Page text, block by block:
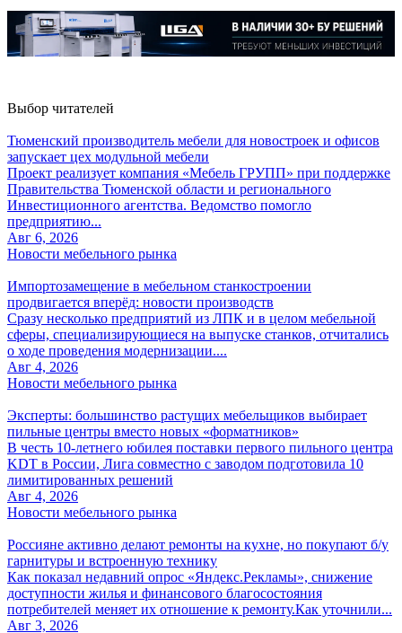
Выбор читателей
Тюменский производитель мебели для новостроек и офисов
запускает цех модульной мебели
Проект реализует компания «Мебель ГРУПП» при поддержке
Правительства Тюменской области и регионального
Инвестиционного агентства. Ведомство помогло
предприятию...
Авг 6, 2026
Новости мебельного рынка
Импортозамещение в мебельном станкостроении
продвигается вперёд: новости производств
Сразу несколько предприятий из ЛПК и в целом мебельной
сферы, специализирующиеся на выпуске станков, отчитались
о ходе проведения модернизации....
Авг 4, 2026
Новости мебельного рынка
Эксперты: большинство растущих мебельщиков выбирает
пильные центры вместо новых «форматников»
В честь 10-летнего юбилея поставки первого пильного центра
KDT в России, Лига совместно с заводом подготовила 10
лимитированных решений
Авг 4, 2026
Новости мебельного рынка
Россияне активно делают ремонты на кухне, но покупают б/у
гарнитуры и встроенную технику
Как показал недавний опрос «Яндекс.Рекламы», снижение
доступности жилья и финансового благосостояния
потребителей меняет их отношение к ремонту.Как уточнили...
Авг 3, 2026